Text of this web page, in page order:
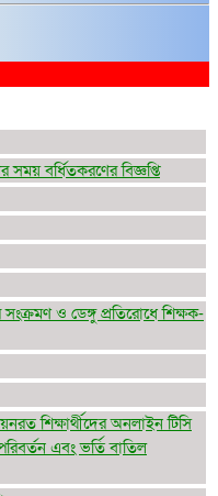
বর্ধিতকরণের বিজ্ঞপ্তি
ও ডেঙ্গু প্রতিরোধে শিক্ষক-
শিক্ষার্থীদের অনলাইন টিসি
এবং ভর্তি বাতিল